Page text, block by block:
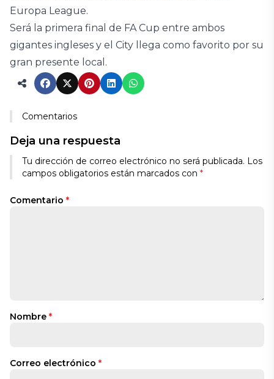
Europa League.
Será la primera final de FA Cup entre ambos
gigantes ingleses y el City llega como favorito por su
gran presente local.
Comentarios
Deja una respuesta
Tu dirección de correo electrónico no será publicada. Los
campos obligatorios están marcados con *
Comentario *
Nombre *
Correo electrónico *